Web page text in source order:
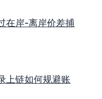
在岸-离岸价差捕
上链如何规避账